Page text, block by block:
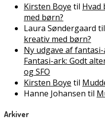
Kirsten Boye til Hvad
med børn?
Laura Søndergaard til
kreativ med børn?
Ny udgave af
Fantasi-ark: Godt
og SFO
Kirsten Boye til
Hanne Johansen til
Arkiver